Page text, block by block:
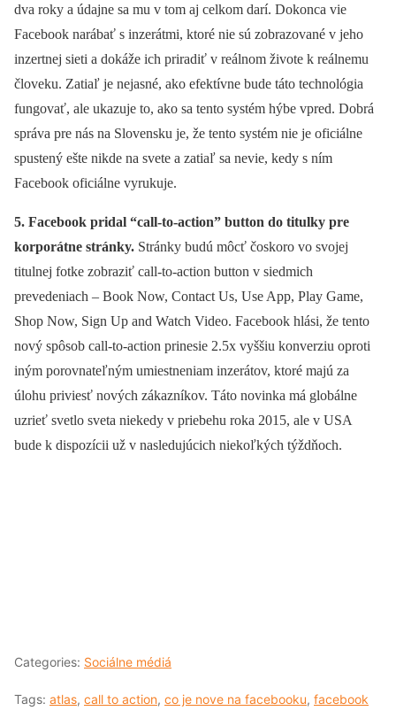
dva roky a údajne sa mu v tom aj celkom darí. Dokonca vie
Facebook narábať s inzerátmi, ktoré nie sú zobrazované v jeho
inzertnej sieti a dokáže ich priradiť v reálnom živote k reálnemu
človeku. Zatiaľ je nejasné, ako efektívne bude táto technológia
fungovať, ale ukazuje to, ako sa tento systém hýbe vpred. Dobrá
správa pre nás na Slovensku je, že tento systém nie je oficiálne
spustený ešte nikde na svete a zatiaľ sa nevie, kedy s ním
Facebook oficiálne vyrukuje.
5. Facebook pridal “call-to-action” button do titulky pre
korporátne stránky. Stránky budú môcť čoskoro vo svojej
titulnej fotke zobraziť call-to-action button v siedmich
prevedeniach – Book Now, Contact Us, Use App, Play Game,
Shop Now, Sign Up and Watch Video. Facebook hlási, že tento
nový spôsob call-to-action prinesie 2.5x vyššiu konverziu oproti
iným porovnateľným umiestneniam inzerátov, ktoré majú za
úlohu priviesť nových zákazníkov. Táto novinka má globálne
uzrieť svetlo sveta niekedy v priebehu roka 2015, ale v USA
bude k dispozícii už v nasledujúcich niekoľkých týždňoch.
Categories: Sociálne médiá
Tags: atlas, call to action, co je nove na facebooku, facebook